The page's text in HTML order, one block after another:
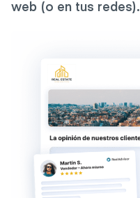
web (o en tus redes).